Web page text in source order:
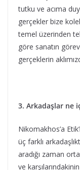
tutku ve acıma
gerçekler bize
temel üzerinden
göre sanatın
gerçeklerin
3. Arkadaşlar ne
Nikomakhos’a
üç farklı
aradığı zaman
ve